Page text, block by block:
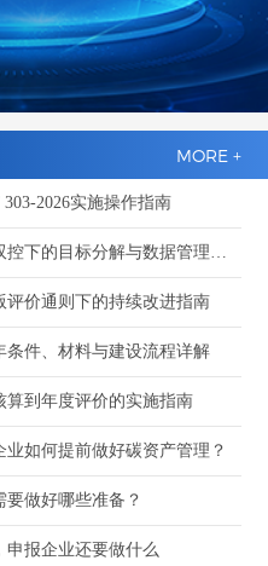
MORE +
2026实施操作指南
双碳考核怎么落到企业？碳排放双控下的目标分解与数据管理指南
价通则下的持续改进指南
条件、材料与建设流程详解
算到年度评价的实施指南
如何提前做好碳资产管理？
做好哪些准备？
申报企业还要做什么